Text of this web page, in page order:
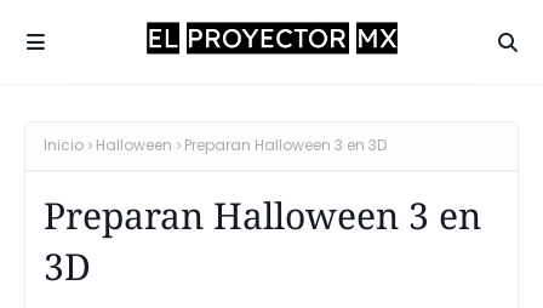
Inicio Halloween Preparan Halloween 3 en 3D
Preparan Halloween 3 en
3D